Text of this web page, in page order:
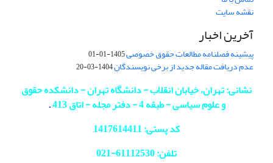
نقشه سایت
آخرین اخبار
پیشینه فصلنامه مطالعات حقوق خصوصی1405-01-01
عدم دریافت مقاله جدید از برخی نویسندگان1404-03-20
نشانی: تهران، خیابان انقلاب - دانشگاه تهران - دانشکده حقوق
و علوم سیاسی - طبقه 4 - دفتر مجله - اتاق 413
.
کد پستی: 1417614411
تلفن: 61112530-
021